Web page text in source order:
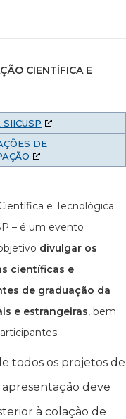
CIENTÍFICA E
DE
e Tecnológica
– é um evento
divulgar os
científicas e
de graduação da
e estrangeiras, bem
todos os projetos de
apresentação deve
à colação de